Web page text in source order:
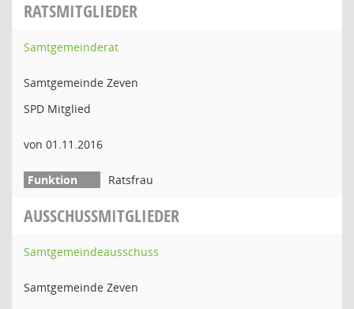
RATSMITGLIEDER
Samtgemeinderat
Samtgemeinde Zeven
SPD Mitglied
von 01.11.2016
Ratsfrau
AUSSCHUSSMITGLIEDER
Samtgemeindeausschuss
Samtgemeinde Zeven